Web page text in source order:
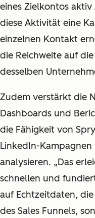
eines Zielkontos
diese Aktivität eine
einzelnen Kontakt
die Reichweite auf
desselben
Zudem verstärkt die
Dashboards und
die Fähigkeit von
LinkedIn-
analysieren. „Das
schnellen und
auf Echtzeitdaten,
des Sales Funnels,